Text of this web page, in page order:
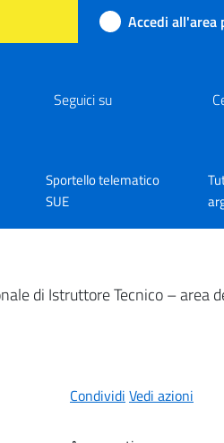
Accedi all'area
Seguici su
Sportello telematico
SUE
di Istruttore Tecnico – area
Condividi Vedi azioni